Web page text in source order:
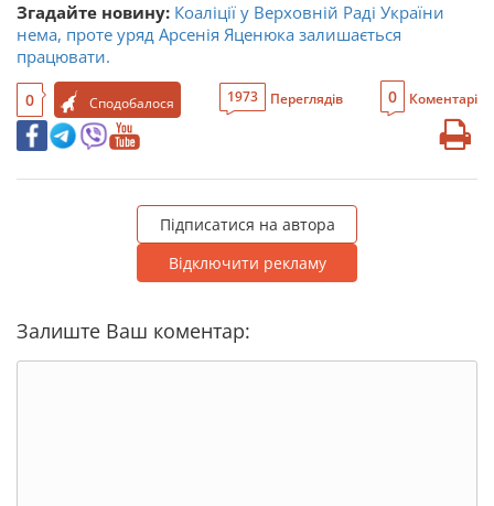
Згадайте новину: Коаліції у Верховній Раді України
нема, проте уряд Арсенія Яценюка залишається
працювати.
0 Сподобалося 1973 Переглядів 0 Коментарі
Підписатися на автора
Відключити рекламу
Залиште Ваш коментар: